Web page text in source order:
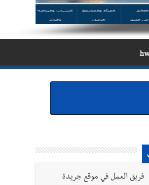
فريق العمل في موقع جريدة